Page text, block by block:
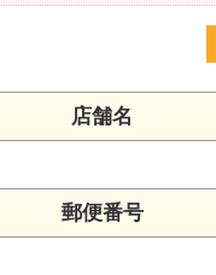
店舗名
郵便番号